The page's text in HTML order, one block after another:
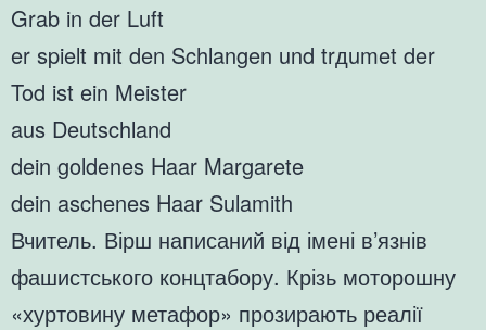
Grab in der Luft
er spielt mit den Schlangen und trдumet der
Tod ist ein Meister
aus Deutschland
dein goldenes Haar Margarete
dein aschenes Haar Sulamith
Вчитель. Вірш написаний від імені в’язнів
фашистського концтабору. Крізь моторошну
«хуртовину метафор» прозирають реалії